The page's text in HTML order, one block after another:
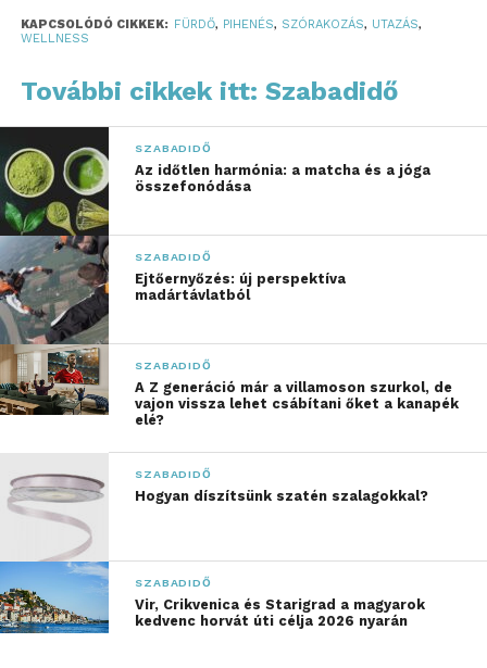
A rendszeres szaunázás hozzászoktatja a
szervezetet a hőingadozásokhoz, így edzi az
immunrendszert. Tanulmányok kimutatták, hogy
akik gyakran látogatják a szaunát, ritkábban kapnak
el légúti fertőzéseket, például náthát vagy influenzát.
Az immunerősítő hatás a hőmérséklet-ingadozásra
adott válaszként alakul ki, amit a test megtanul
hatékonyan kezelni.
Javítja a keringést és
támogatja a szív egészségét
Szaunázás közben az erek kitágulnak, ami serkenti a
vérkeringést és csökkenteti a vérnyomást. Ez a fajta
passzív kardioedzés pozitívan hathat a szív
egészségére, és csökkenti a szív- és érrendszeri
betegségek kockázatát. Nem kell hozzá
sportolóként élni, a szaunázás átmozgat és élénkít
mindenkit, aki kipróbálja. Talán nem is gondoltad,
hogy a szív- és érrendszered támogatását ilyen
könnyedén is megteheted.
Pihenés és stresszoldás a
KAPCSOLÓDÓ CIKKEK: FÜRDŐ, PIHENÉS, SZÓRAKOZÁS, UTAZÁS,
WELLNESS
További cikkek itt: Szabadidő
SZABADIDŐ
Az időtlen harmónia: a matcha és a jóga
összefonódása
SZABADIDŐ
Ejtőernyőzés: új perspektíva
madártávlatból
SZABADIDŐ
A Z generáció már a villamoson szurkol, de
vajon vissza lehet csábítani őket a kanapék
elé?
SZABADIDŐ
Hogyan díszítsünk szatén szalagokkal?
SZABADIDŐ
Vir, Crikvenica és Starigrad a magyarok
kedvenc horvát úti célja 2026 nyarán